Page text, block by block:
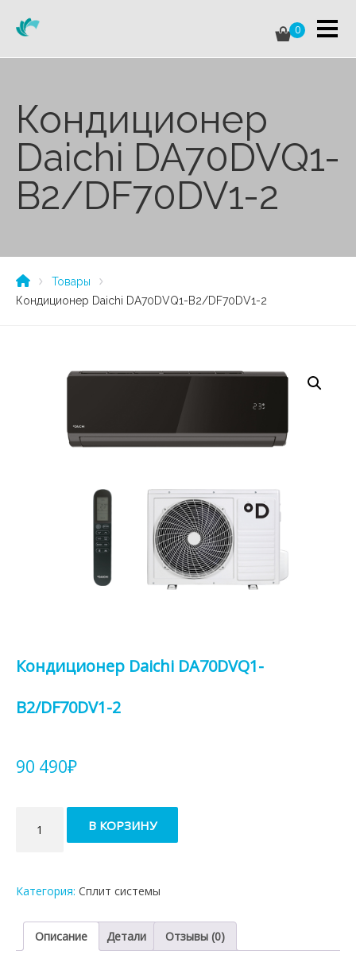
0
Кондиционер
Daichi DA70DVQ1-
B2/DF70DV1-2
Товары
Кондиционер Daichi DA70DVQ1-B2/DF70DV1-2
Кондиционер Daichi DA70DVQ1-
B2/DF70DV1-2
90 490₽
товара
Кондиционер
B2/DF70DV1-
В КОРЗИНУ
Категория: Сплит системы
Описание Детали Отзывы (0)